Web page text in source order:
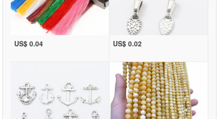
US$ 0.04 US$ 0.02